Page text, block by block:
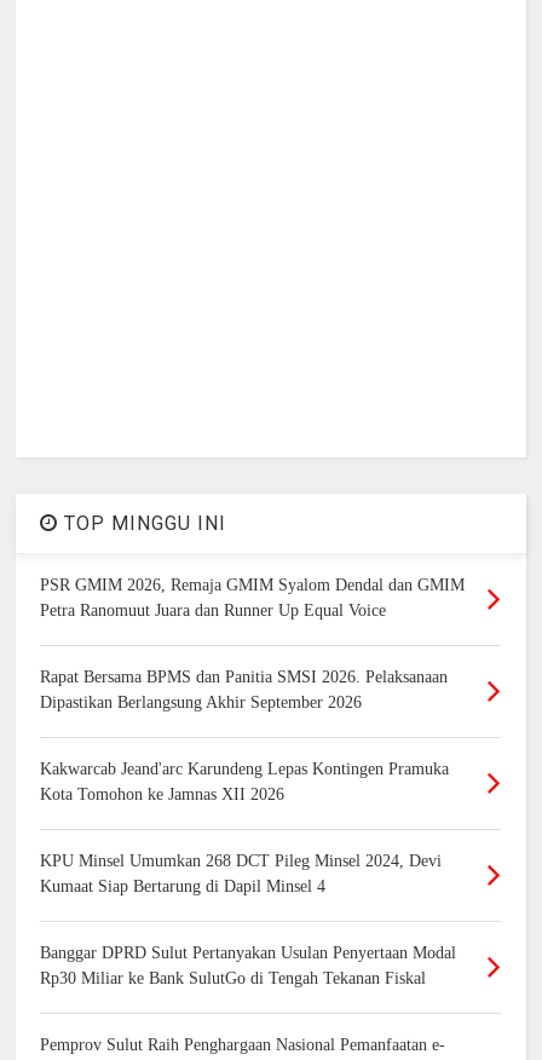
TOP MINGGU INI
PSR GMIM 2026, Remaja GMIM Syalom Dendal dan GMIM
Petra Ranomuut Juara dan Runner Up Equal Voice
Rapat Bersama BPMS dan Panitia SMSI 2026. Pelaksanaan
Dipastikan Berlangsung Akhir September 2026
Kakwarcab Jeand'arc Karundeng Lepas Kontingen Pramuka
Kota Tomohon ke Jamnas XII 2026
KPU Minsel Umumkan 268 DCT Pileg Minsel 2024, Devi
Kumaat Siap Bertarung di Dapil Minsel 4
Banggar DPRD Sulut Pertanyakan Usulan Penyertaan Modal
Rp30 Miliar ke Bank SulutGo di Tengah Tekanan Fiskal
Pemprov Sulut Raih Penghargaan Nasional Pemanfaatan e-